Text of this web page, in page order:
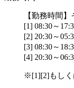
【勤務時間
[1] 08:30～
[2] 20:30～
[3] 08:30～
[4] 20:30～
※[1][2]もしく